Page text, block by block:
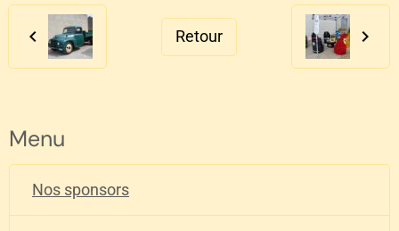
Retour
Menu
Nos sponsors